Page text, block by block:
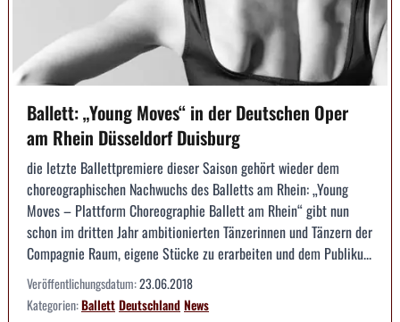
Ballett: „Young Moves“ in der Deutschen Oper
am Rhein Düsseldorf Duisburg
die letzte Ballettpremiere dieser Saison gehört wieder dem
choreographischen Nachwuchs des Balletts am Rhein: „Young
Moves – Plattform Choreographie Ballett am Rhein“ gibt nun
schon im dritten Jahr ambitionierten Tänzerinnen und Tänzern der
Compagnie Raum, eigene Stücke zu erarbeiten und dem Publiku...
Veröffentlichungsdatum:23.06.2018
Kategorien:BallettDeutschlandNews